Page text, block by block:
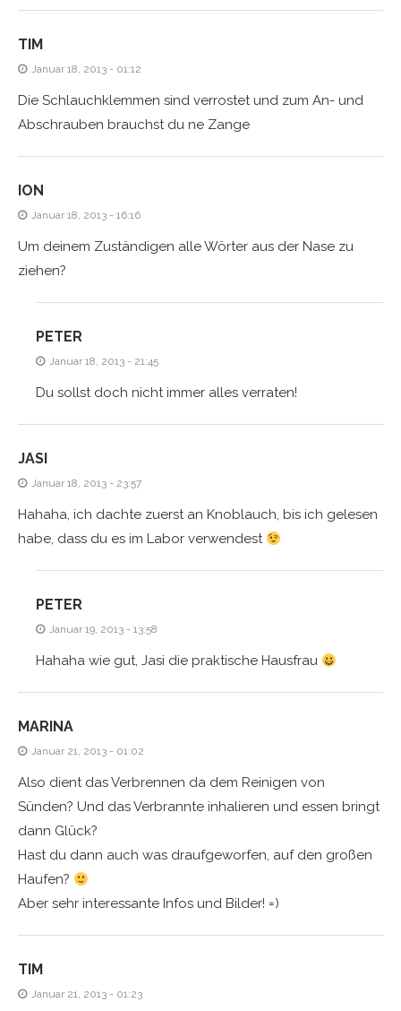
TIM
Januar 18, 2013 - 01:12
Die Schlauchklemmen sind verrostet und zum An- und
Abschrauben brauchst du ne Zange
ION
Januar 18, 2013 - 16:16
Um deinem Zuständigen alle Wörter aus der Nase zu
ziehen?
PETER
Januar 18, 2013 - 21:45
Du sollst doch nicht immer alles verraten!
JASI
Januar 18, 2013 - 23:57
Hahaha, ich dachte zuerst an Knoblauch, bis ich gelesen
habe, dass du es im Labor verwendest
PETER
Januar 19, 2013 - 13:58
Hahaha wie gut, Jasi die praktische Hausfrau
MARINA
Januar 21, 2013 - 01:02
Also dient das Verbrennen da dem Reinigen von
Sünden? Und das Verbrannte inhalieren und essen bringt
dann Glück?
Hast du dann auch was draufgeworfen, auf den großen
Haufen?
Aber sehr interessante Infos und Bilder! =)
TIM
Januar 21, 2013 - 01:23